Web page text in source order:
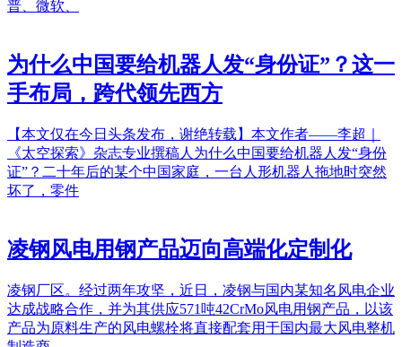
普、微软、
为什么中国要给机器人发“身份证”？这一
手布局，跨代领先西方
【本文仅在今日头条发布，谢绝转载】本文作者——李超｜
《太空探索》杂志专业撰稿人为什么中国要给机器人发“身份
证”？二十年后的某个中国家庭，一台人形机器人拖地时突然
坏了，零件
凌钢风电用钢产品迈向高端化定制化
凌钢厂区。经过两年攻坚，近日，凌钢与国内某知名风电企业
达成战略合作，并为其供应571吨42CrMo风电用钢产品，以该
产品为原料生产的风电螺栓将直接配套用于国内最大风电整机